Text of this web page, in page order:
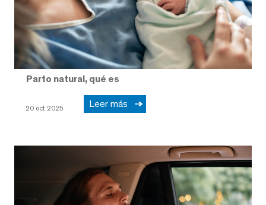
Parto natural, qué es
20 oct 2025 Leer más